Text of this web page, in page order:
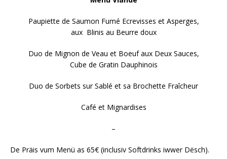
Paupiette de Saumon Fumé Ecrevisses et Asperges,
aux Blinis au Beurre doux
Duo de Mignon de Veau et Boeuf aux Deux Sauces,
Cube de Gratin Dauphinois
Duo de Sorbets sur Sablé et sa Brochette Fraîcheur
Café et Mignardises
–
De Präis vum Menü as 65€ (inclusiv Softdrinks iwwer Dësch).